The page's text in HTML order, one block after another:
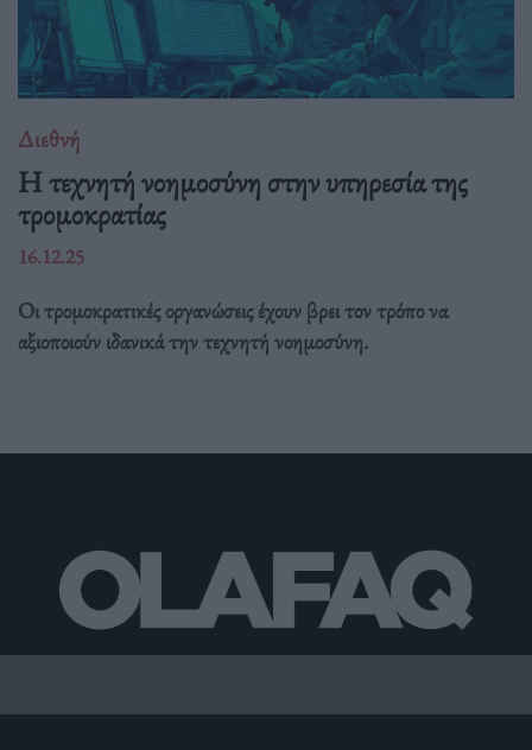
Διεθνή
Η τεχνητή νοημοσύνη στην υπηρεσία της
τρομοκρατίας
16.12.25
Οι τρομοκρατικές οργανώσεις έχουν βρει τον τρόπο να
αξιοποιούν ιδανικά την τεχνητή νοημοσύνη.